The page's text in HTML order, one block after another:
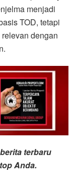
menjadi
TOD, tetapi
dengan
terbaru
Anda.